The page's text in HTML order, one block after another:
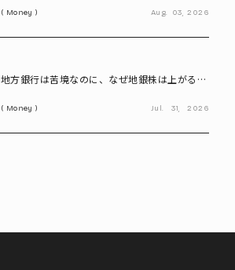
Money Aug. 03, 2026
地方銀行は苦境なのに、なぜ地銀株は上がる?
Money Jul. 31, 2026